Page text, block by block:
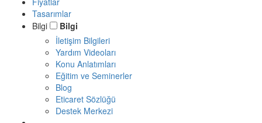
Tasarımlar
Bilgi
Bilgi
İletişim Bilgileri
Yardım Videoları
Konu Anlatımları
Eğitim ve Seminerler
Blog
Eticaret Sözlüğü
Destek Merkezi